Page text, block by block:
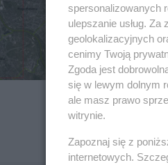
Miejscy
Drzew. Będzie
19.11.2018 18:04
spersonalizowanych
ulepszanie usług.
geolokalizacyjnych
cenimy Twoją
Zgoda jest
się w lewym dolnym
ale masz prawo
witrynie.
Zapoznaj się z
internetowych.